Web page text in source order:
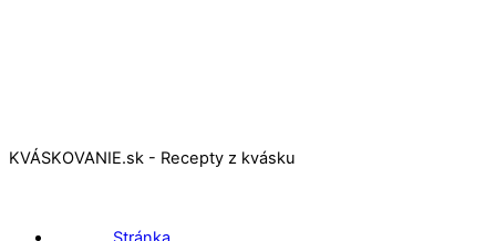
KVÁSKOVANIE.sk - Recepty z kvásku